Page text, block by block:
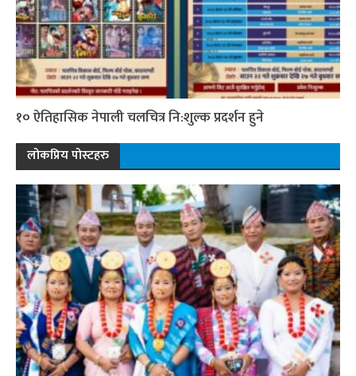
१० ऐतिहासिक नेपाली चलचित्र नि:शुल्क प्रदर्शन हुने
लोकप्रिय पोस्टहरु